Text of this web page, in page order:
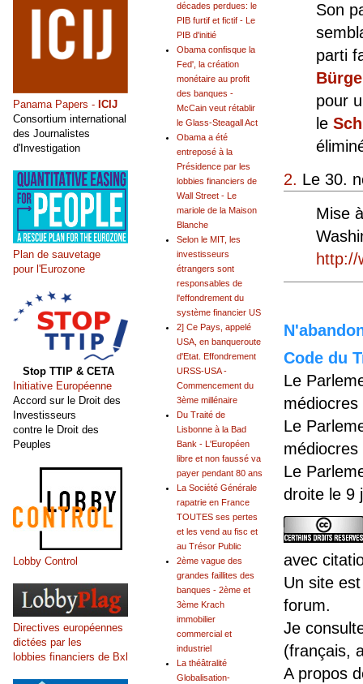
Son
parti
pour
le
2. Le 30.
Mise
http://
Code du
Le
Le
Le
droite le 9
avec
Un site
forum.
Je
(français,
A propos
décades perdues: le
PIB furtif et fictif - Le
PIB d'initié
Obama confisque la
Fed', la création
monétaire au profit
des banques -
McCain veut rétablir
le Glass-Steagall Act
Obama a été
entreposé à la
Présidence par les
lobbies financiers de
Wall Street - Le
mariole de la Maison
Blanche
Selon le MIT, les
investisseurs
étrangers sont
responsables de
l'effondrement du
système financier US
2] Ce Pays, appelé
USA, en banqueroute
d'Etat. Effondrement
URSS-USA -
Commencement du
3ème millénaire
Du Traité de
Lisbonne à la Bad
Bank - L'Européen
libre et non faussé va
payer pendant 80 ans
La Société Générale
rapatrie en France
TOUTES ses pertes
et les vend au fisc et
au Trésor Public
2ème vague des
grandes faillites des
banques - 2ème et
3ème Krach
immobilier
commercial et
industriel
La théâtralité
Globalisation-
Panama Papers - ICIJ
Consortium international
des Journalistes
d'Investigation
Plan de sauvetage
pour l'Eurozone
Stop TTIP & CETA
Initiative Européenne
Accord sur le Droit des
Investisseurs
contre le Droit des
Peuples
Lobby Control
Directives européennes
dictées par les
lobbies financiers de Bxl